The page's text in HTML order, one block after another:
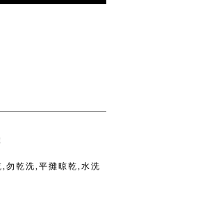
勿乾洗,平攤晾乾,水洗